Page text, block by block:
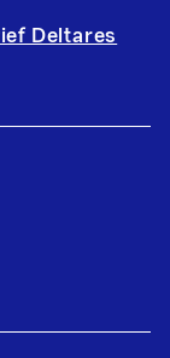
Deltares